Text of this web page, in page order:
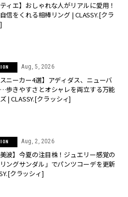
ティエ】おしゃれな人がリアルに愛用！
信をくれる相棒リング | CLASSY.[クラ
Aug, 5, 2026
スニーカー4選】アディダス、ニューバ
歩きやすさとオシャレを両立する万能
| CLASSY.[クラッシィ]
Aug, 2, 2026
美波】今夏の注目株！ジュエリー感覚の
リングサンダル」でパンツコーデを更新
クラッシィ]